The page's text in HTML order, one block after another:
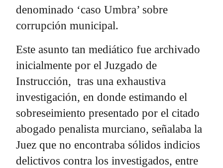
denominado ‘caso Umbra’ sobre
corrupción municipal.
Este asunto tan mediático fue archivado
inicialmente por el Juzgado de
Instrucción, tras una exhaustiva
investigación, en donde estimando el
sobreseimiento presentado por el citado
abogado penalista murciano, señalaba la
Juez que no encontraba sólidos indicios
delictivos contra los investigados, entre